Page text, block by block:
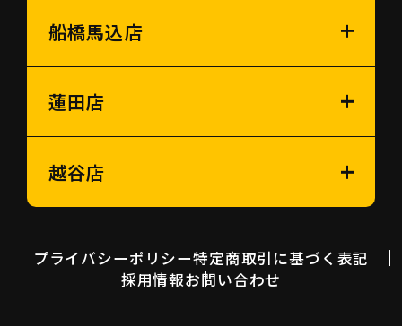
船橋馬込店
蓮田店
越谷店
プライバシーポリシー特定商取引に基づく表記
採用情報お問い合わせ